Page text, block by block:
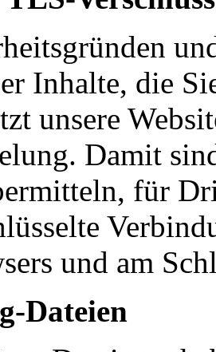
Inhalte, die
unsere
Damit
für
und am
Dateien